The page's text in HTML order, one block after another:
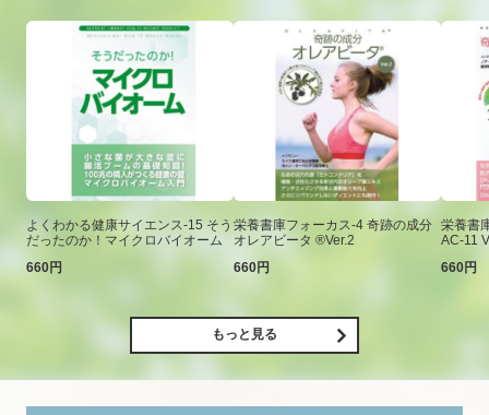
よくわかる健康サイエンス-15 そう
だったのか！マイクロバイオーム
660円
栄養書庫フォーカス-4 奇跡の成分
オレアビータ ®Ver.2
660円
栄養書
AC-11
660円
もっと見る